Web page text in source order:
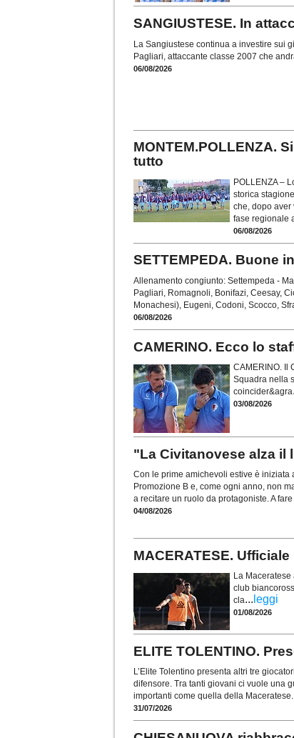
SANGIUSTESE. In
La Sangiustese continua a investire sui
Pagliari, attaccante classe 2007 che
06/08/2026
MONTEM.POLLENZA.
tutto
POLLENZA –
storica
che, dopo
fase regionale
06/08/2026
SETTEMPEDA. Buone
Allenamento congiunto: Settempeda -
Pagliari, Romagnoli, Bonifazi, Ceesay,
Monachesi), Eugeni, Codoni, Scocco,
06/08/2026
CAMERINO. Ecco lo
CAMERINO. Il
Squadra nella
coincider&agra
03/08/2026
"La Civitanovese alza il
Con le prime amichevoli estive è
Promozione B e, come ogni anno, non
a recitare un ruolo da protagoniste. A
04/08/2026
MACERATESE.
La
club
cla... leggi
01/08/2026
ELITE TOLENTINO.
L’Elite Tolentino presenta altri tre
difensore. Tra tanti giovani ci vuole una
importanti come quella della
31/07/2026